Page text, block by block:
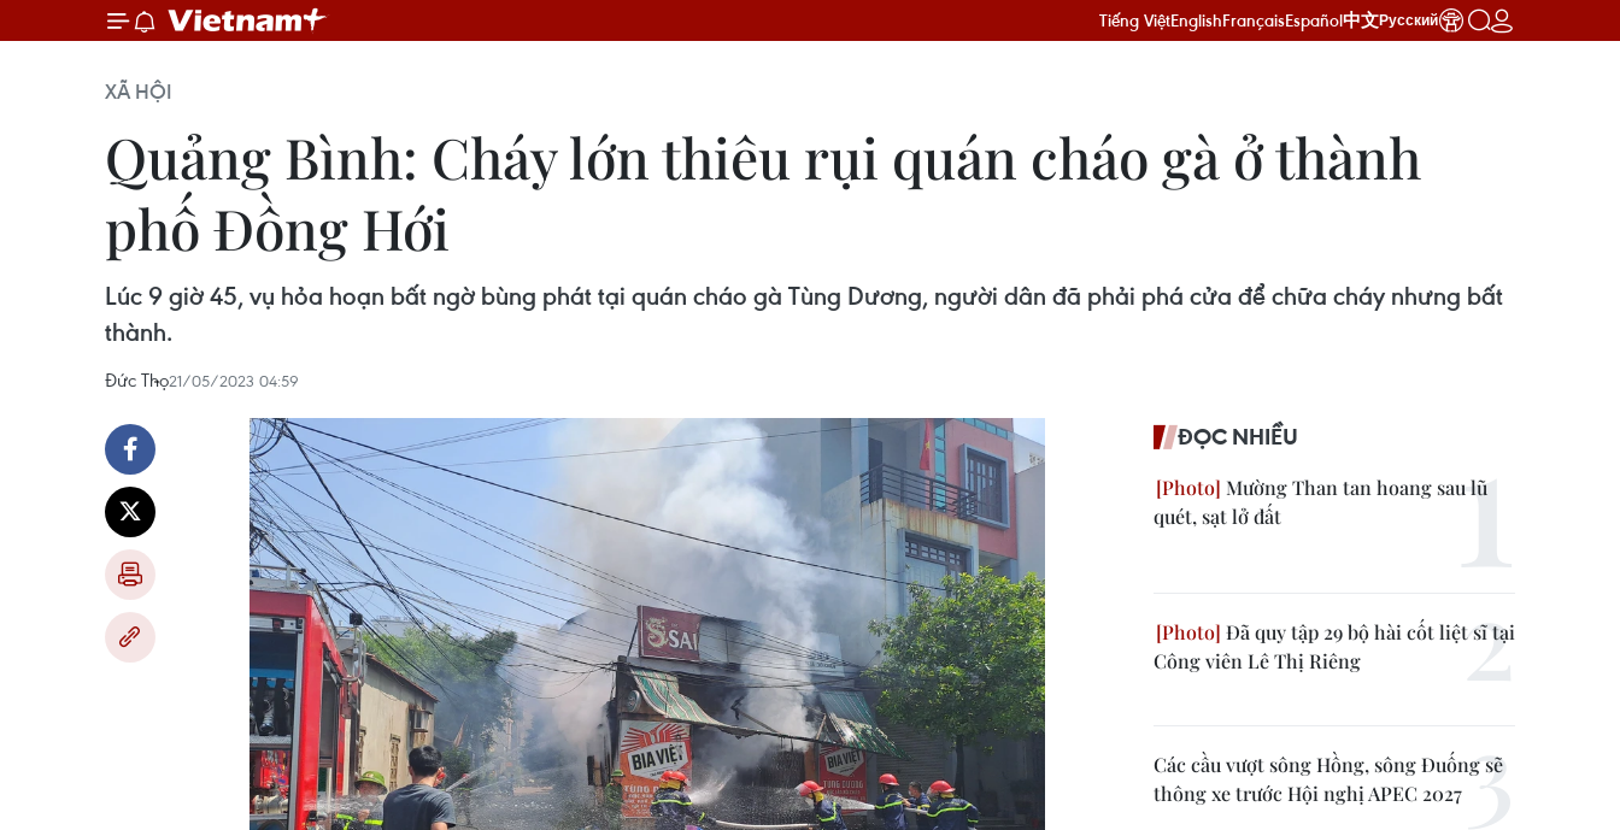
Tiếng ViệtEnglishFrançaisEspañol中文Русский
XÃ HỘI
Quảng Bình: Cháy lớn thiêu rụi quán cháo gà ở thành
phố Đồng Hới
Lúc 9 giờ 45, vụ hỏa hoạn bất ngờ bùng phát tại quán cháo gà Tùng Dương, người dân đã phải phá cửa để chữa cháy nhưng bất
thành.
Đức Thọ21/05/2023 04:59
ĐỌC NHIỀU
Mường Than tan hoang sau lũ
quét, sạt lở đất
Đã quy tập 29 bộ hài cốt liệt sĩ tại
Công viên Lê Thị Riêng
Các cầu vượt sông Hồng, sông Đuống sẽ
thông xe trước Hội nghị APEC 2027